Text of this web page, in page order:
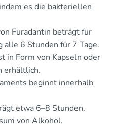
es die bakteriellen
Furadantin beträgt für
alle 6 Stunden für 7 Tage.
in Form von Kapseln oder
erhältlich.
beginnt innerhalb
etwa 6–8 Stunden.
von Alkohol.